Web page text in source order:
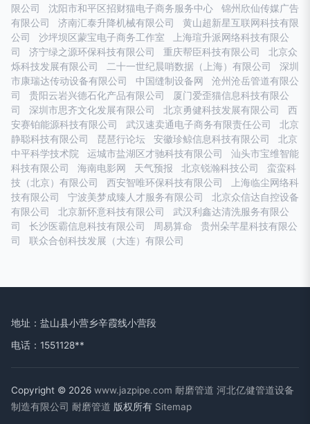
限公司
沈阳市和平区招财猫电子商务服务中心
锦州欣仙传媒广告
有限公司
济南汇泰升降机械有限公司
黄山超新星互联网科技有限
公司
沙坪坝区蒙宝电子商务工作室
上海瑄升派网络科技有限公
司
济宁绿之源环保科技有限公司 重庆帮臣科技有限公司
北京众
烁科技发展有限公司
二十一世纪晨哨数据（上海）有限公司
深圳
市康瑞达传动设备有限公司
中国缝制设备网
沧州沧岳管道有限公
司
贵阳云岩兴德石化产品有限公司
厦门爱歪猫信息科技有限公
司
深圳市思齐文化发展有限公司 北京勇健科技发展有限公司
西
安赛铂能源科技有限公司
武汉速卖通电子商务有限责任公司
北京
静聪科技有限公司
琵琶行论坛 安徽珍鲸信息科技有限公司
北京
中平科学技术院
运城市盐湖区才驰科技有限公司
汕头市宝维智能
科技有限公司
海南电影网 天气预报 北京锐瀚科技公司
蛮蛮科
技（北京）有限公司
西安智唯环保科技有限公司
上海临尘网络科
技有限公司
宁波美梦成臻人才服务有限公司
北京众信达自控设备
有限公司
北京新怀意科技有限公司
武汉利鑫达清洗服务有限公
司
长沙医霸信息科技有限公司 周易算命
贵州朵芊星科技有限公
司
联众合创科技发展（大连）有限公司
地址：盐山县小营乡辛霞线小营段
电话：1551128**
Copyright © 2026 www.jazpipe.com 耐磨管道 河北亿健管道设备
制造有限公司 耐磨管道 版权所有 Sitemap